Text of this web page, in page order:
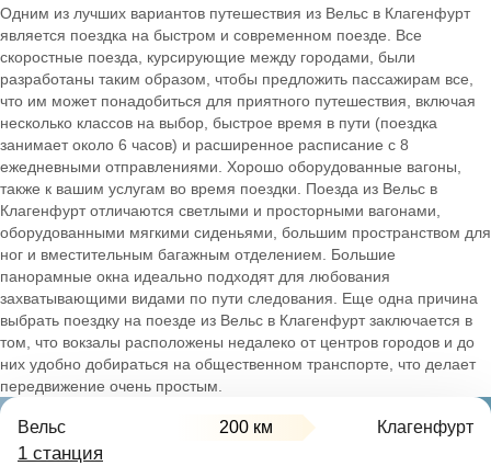
Одним из лучших вариантов путешествия из Вельс в Клагенфурт
является поездка на быстром и современном поезде. Все
скоростные поезда, курсирующие между городами, были
разработаны таким образом, чтобы предложить пассажирам все,
что им может понадобиться для приятного путешествия, включая
несколько классов на выбор, быстрое время в пути (поездка
занимает около 6 часов) и расширенное расписание с 8
ежедневными отправлениями. Хорошо оборудованные вагоны,
также к вашим услугам во время поездки. Поезда из Вельс в
Клагенфурт отличаются светлыми и просторными вагонами,
оборудованными мягкими сиденьями, большим пространством для
ног и вместительным багажным отделением. Большие
панорамные окна идеально подходят для любования
захватывающими видами по пути следования. Еще одна причина
выбрать поездку на поезде из Вельс в Клагенфурт заключается в
том, что вокзалы расположены недалеко от центров городов и до
них удобно добираться на общественном транспорте, что делает
передвижение очень простым.
Вельс 200 км Клагенфурт
1 станция